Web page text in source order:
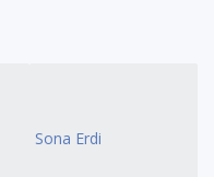
Sona Erdi